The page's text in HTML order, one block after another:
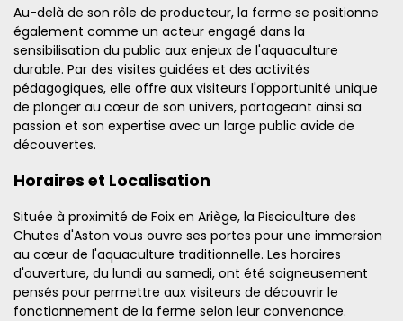
Au-delà de son rôle de producteur, la ferme se positionne
également comme un acteur engagé dans la
sensibilisation du public aux enjeux de l'aquaculture
durable. Par des visites guidées et des activités
pédagogiques, elle offre aux visiteurs l'opportunité unique
de plonger au cœur de son univers, partageant ainsi sa
passion et son expertise avec un large public avide de
découvertes.
Horaires et Localisation
Située à proximité de Foix en Ariège, la Pisciculture des
Chutes d'Aston vous ouvre ses portes pour une immersion
au cœur de l'aquaculture traditionnelle. Les horaires
d'ouverture, du lundi au samedi, ont été soigneusement
pensés pour permettre aux visiteurs de découvrir le
fonctionnement de la ferme selon leur convenance.